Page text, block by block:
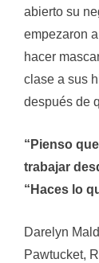
abierto su
empezaron
hacer
clase a sus
después de
“Pienso
trabajar
“Haces lo
Darelyn
Pawtucket,